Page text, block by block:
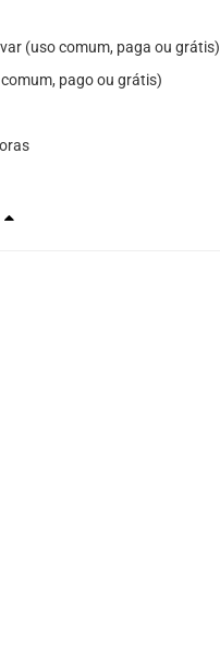
(uso comum, paga ou grátis)
pago ou grátis)